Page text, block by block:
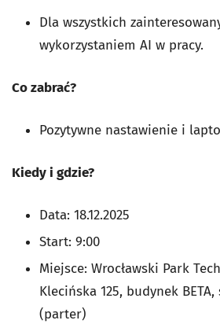
Dla wszystkich
wykorzystaniem AI w pracy.
Co zabrać?
Pozytywne nastawienie i
Kiedy i gdzie?
Data: 18.12.2025
Start: 9:00
Miejsce: Wrocławski Park
Klecińska 125, budynek
(parter)